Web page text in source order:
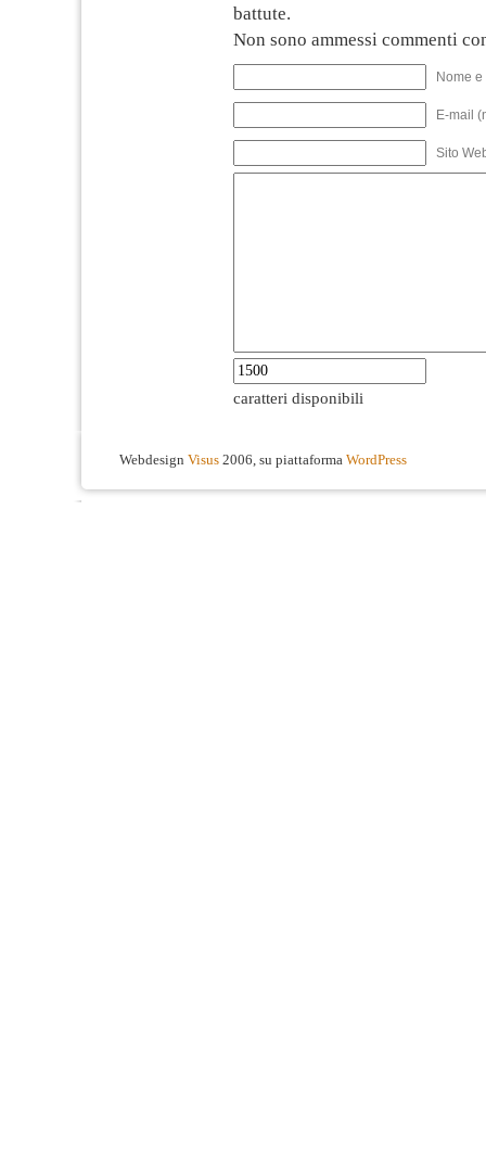
battute.
Non sono ammessi commenti
Nome
E-mail
Sito
caratteri disponibili
Webdesign Visus 2006, su piattaforma WordPress